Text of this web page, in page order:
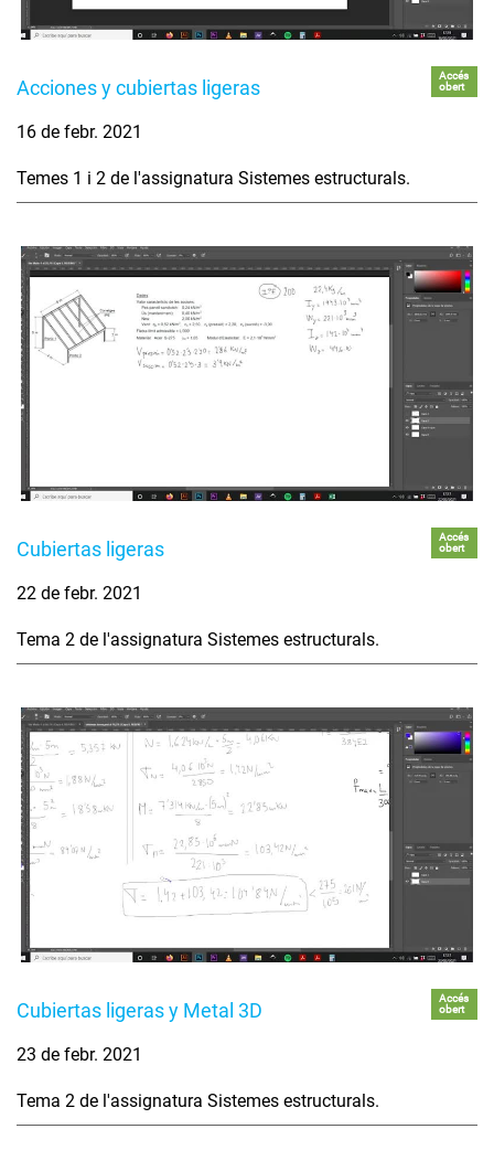
Acciones y cubiertas ligeras
Accés
obert
16 de febr. 2021
Temes 1 i 2 de l'assignatura Sistemes estructurals.
Cubiertas ligeras
Accés
obert
22 de febr. 2021
Tema 2 de l'assignatura Sistemes estructurals.
Cubiertas ligeras y Metal 3D
Accés
obert
23 de febr. 2021
Tema 2 de l'assignatura Sistemes estructurals.